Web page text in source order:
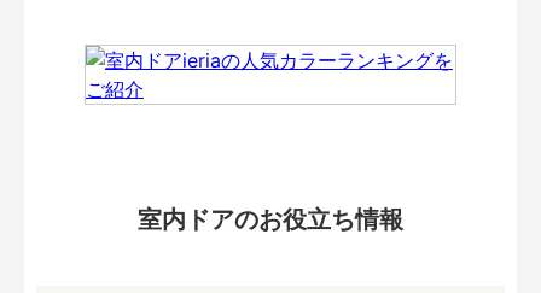
室内ドアのお役立ち情報